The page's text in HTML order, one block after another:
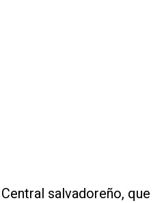
salvadoreño, que